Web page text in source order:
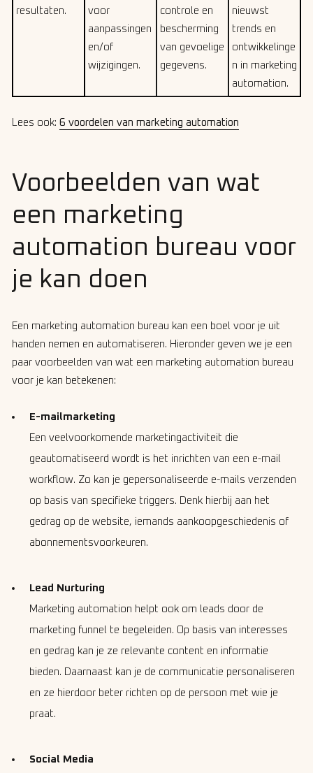
resultaten.
voor
aanpassingen
en/of
wijzigingen.
controle en
bescherming
van gevoelige
gegevens.
nieuwst
trends en
ontwikkelinge
n in marketing
automation.
Lees ook: 6 voordelen van marketing automation
Voorbeelden van wat
een marketing
automation bureau voor
je kan doen
Een marketing automation bureau kan een boel voor je uit
handen nemen en automatiseren. Hieronder geven we je een
paar voorbeelden van wat een marketing automation bureau
voor je kan betekenen:
E-mailmarketing
Een veelvoorkomende marketingactiviteit die
geautomatiseerd wordt is het inrichten van een e-mail
workflow. Zo kan je gepersonaliseerde e-mails verzenden
op basis van specifieke triggers. Denk hierbij aan het
gedrag op de website, iemands aankoopgeschiedenis of
abonnementsvoorkeuren.
Lead Nurturing
Marketing automation helpt ook om leads door de
marketing funnel te begeleiden. Op basis van interesses
en gedrag kan je ze relevante content en informatie
bieden. Daarnaast kan je de communicatie personaliseren
en ze hierdoor beter richten op de persoon met wie je
praat.
Social Media